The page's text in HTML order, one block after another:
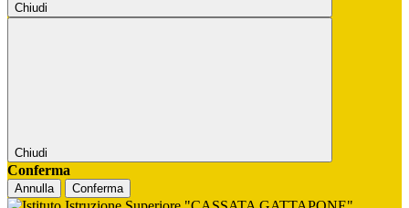
Chiudi
Chiudi
Conferma
Annulla Conferma